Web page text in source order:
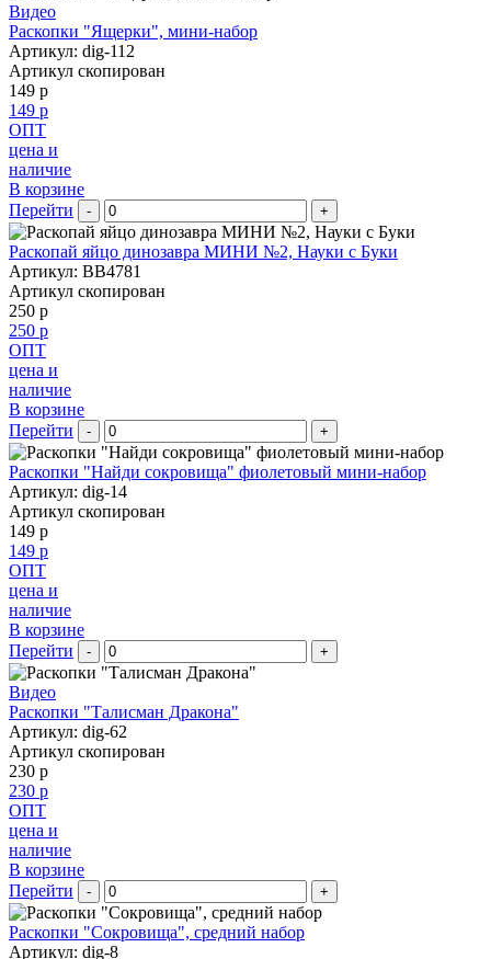
Видео
Раскопки "Ящерки", мини-набор
Артикул: dig-112
Артикул скопирован
149 р
149 р
ОПТ
цена и
наличие
В корзине
Перейти
- +
Раскопай яйцо динозавра МИНИ №2, Науки с Буки
Артикул: BB4781
Артикул скопирован
250 р
250 р
ОПТ
цена и
наличие
В корзине
Перейти
- +
Раскопки "Найди сокровища" фиолетовый мини-набор
Артикул: dig-14
Артикул скопирован
149 р
149 р
ОПТ
цена и
наличие
В корзине
Перейти
- +
Видео
Раскопки "Талисман Дракона"
Артикул: dig-62
Артикул скопирован
230 р
230 р
ОПТ
цена и
наличие
В корзине
Перейти
- +
Раскопки "Сокровища", средний набор
Артикул: dig-8